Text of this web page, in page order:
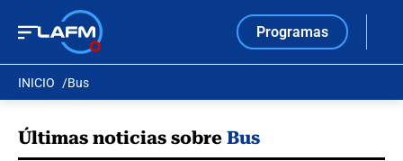
Programas
INICIO Bus
Últimas noticias sobre Bus